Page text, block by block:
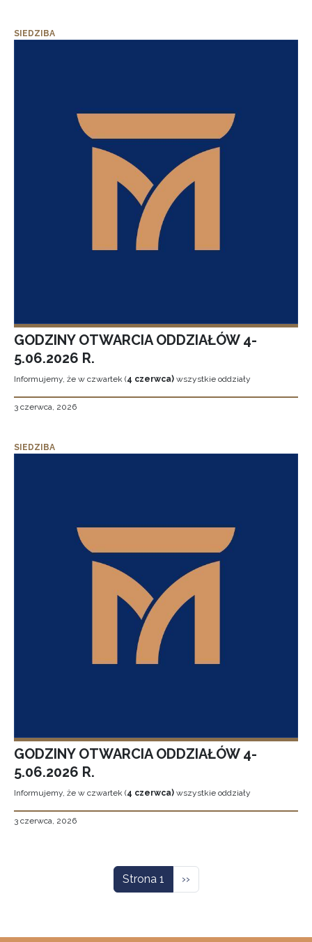
SIEDZIBA
GODZINY OTWARCIA ODDZIAŁÓW 4-
5.06.2026 R.
Informujemy, że w czwartek (4 czerwca) wszystkie oddziały
3 czerwca, 2026
SIEDZIBA
GODZINY OTWARCIA ODDZIAŁÓW 4-
5.06.2026 R.
Informujemy, że w czwartek (4 czerwca) wszystkie oddziały
3 czerwca, 2026
Strona 1 Następna strona
››